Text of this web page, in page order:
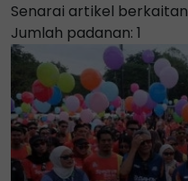
Senarai artikel berkaitan
Jumlah padanan: 1